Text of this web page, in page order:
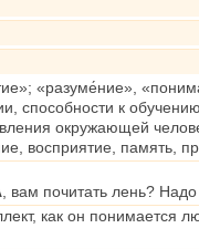
«разуме́ние»,
способности к
окружающей
восприятие, память,
, вам почитать лень?
как он